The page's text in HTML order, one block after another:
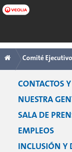
Ir
a
Navegación
principal
EXPERIENCIA POR
SDS
COA
Nosotros
Empleos
Breadcrumb
Comité
Navegación
Nosotros
CONTACTOS
NUESTRA
SALA DE
EMPLEOS
INCLUSIÓN Y